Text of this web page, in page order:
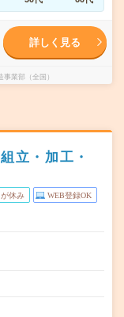
詳しく見る
業部（全国）
立・加工・
休み WEB登録OK